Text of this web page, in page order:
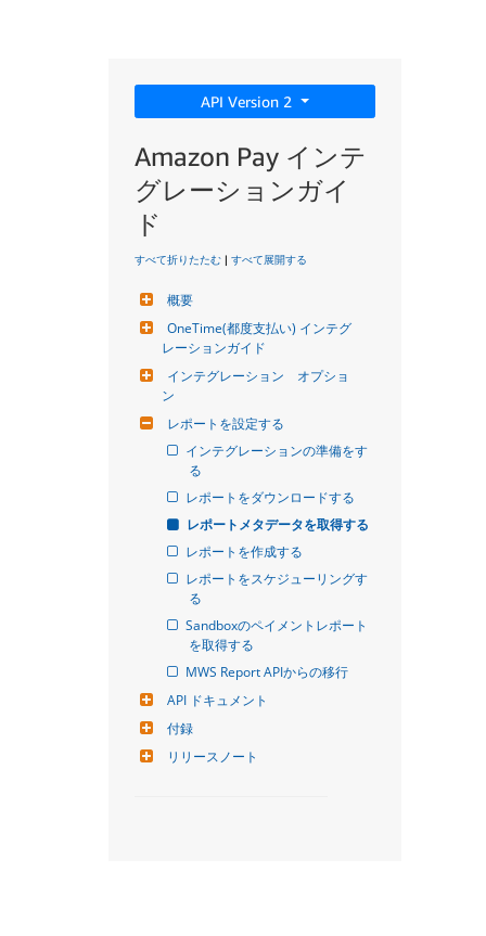
API Version 2
Amazon Pay インテ
グレーションガイ
ド
すべて折りたたむ | すべて展開する
概要
OneTime(都度支払い) インテグ
レーションガイド
インテグレーション　オプショ
ン
レポートを設定する
インテグレーションの準備をす
る
レポートをダウンロードする
レポートメタデータを取得する
レポートを作成する
レポートをスケジューリングす
る
Sandboxのペイメントレポート
を取得する
MWS Report APIからの移行
API ドキュメント
付録
リリースノート